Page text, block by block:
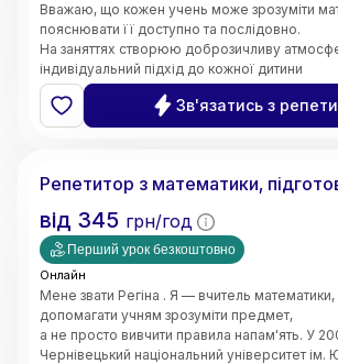
Вважаю, що кожен учень може зрозуміти
пояснювати її доступно та послідовно.
На заняттях створюю доброзичливу
індивідуальний підхід до кожної дитини
та пояснюю навіть складні теми простими
завдання — не лише допомогти отримати
а й сформувати логічне мислення,
математики в закладі загальної середньої
учнями. Працюю з учнями 5–11 класів,
допомагаю покращити знання, ліквідувати
підготуватися до контрольних робіт та інших
оцінювання.
Зв'язатись з
Репетитор з математики,
від 345 грн/год
Перший урок безкоштовно
Онлайн
Мене звати Регіна . Я — вчитель
допомагати учням зрозуміти предмет,
а не просто вивчити правила напам'ять. У
Чернівецький національний університет